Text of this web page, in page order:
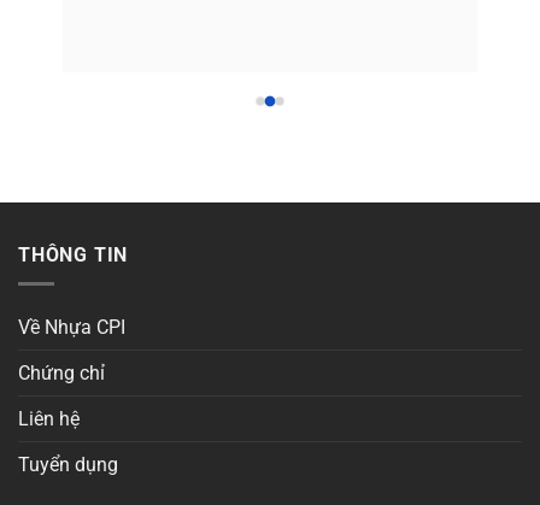
THÔNG TIN
Về Nhựa CPI
Chứng chỉ
Liên hệ
Tuyển dụng